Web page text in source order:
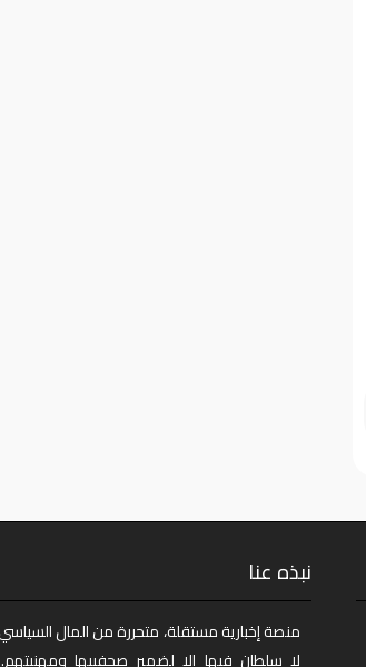
نبذه عنا
منصة إخبارية مستقلة، متحررة من المال
لا سلطان فيها إلا لضمير صحفييها